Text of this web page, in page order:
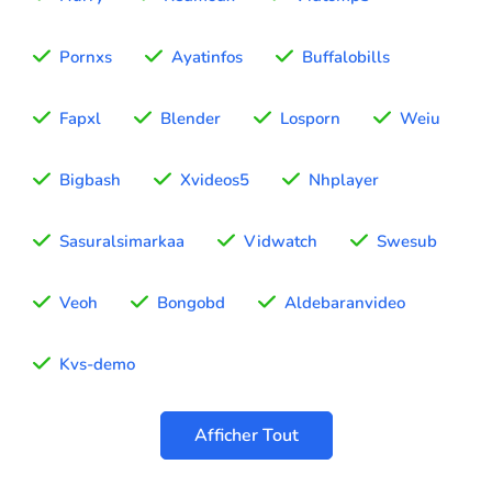
Pornxs Ayatinfos Buffalobills
Fapxl Blender Losporn Weiu
Bigbash Xvideos5 Nhplayer
Sasuralsimarkaa Vidwatch Swesub
Veoh Bongobd Aldebaranvideo
Kvs-demo
Afficher Tout